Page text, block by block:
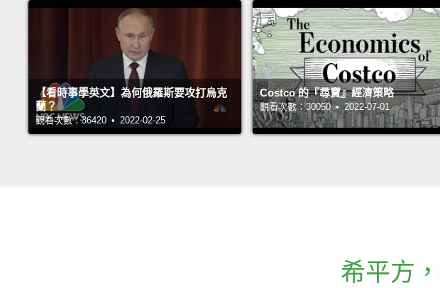
【看時事學英文】為何俄羅斯要攻打烏克
蘭？
觀看次數：36420 • 2022-02-25
Costco 的『尋寶』經濟策略
觀看次數：30050 • 2022-07-01
希平方 ，